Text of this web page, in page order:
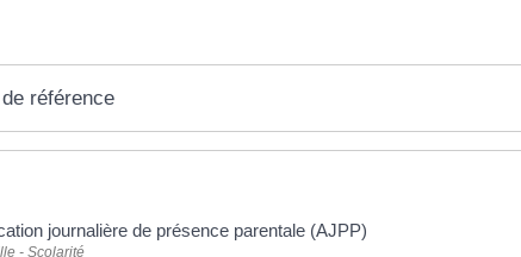
référence
journalière de présence parentale (AJPP)
- Scolarité